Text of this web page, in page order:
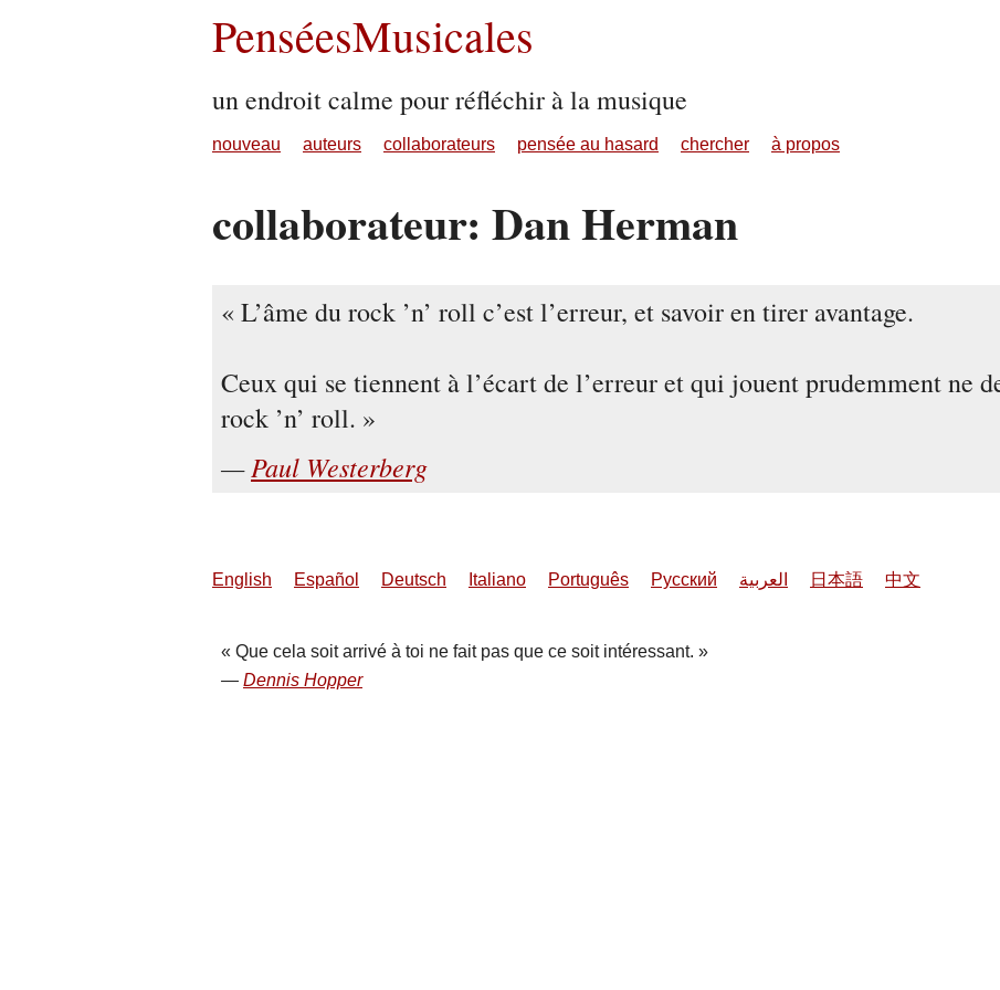
PenséesMusicales
un endroit calme pour réfléchir à la musique
nouveau auteurs collaborateurs pensée au hasard chercher à propos
collaborateur: Dan Herman
L’âme du rock ’n’ roll c’est l’erreur, et savoir en tirer avantage.
Ceux qui se tiennent à l’écart de l’erreur et qui jouent prudemment ne
rock ’n’ roll.
Paul Westerberg
English Español Deutsch Italiano Português Русский العربية 日本語 中文
Que cela soit arrivé à toi ne fait pas que ce soit intéressant.
Dennis Hopper